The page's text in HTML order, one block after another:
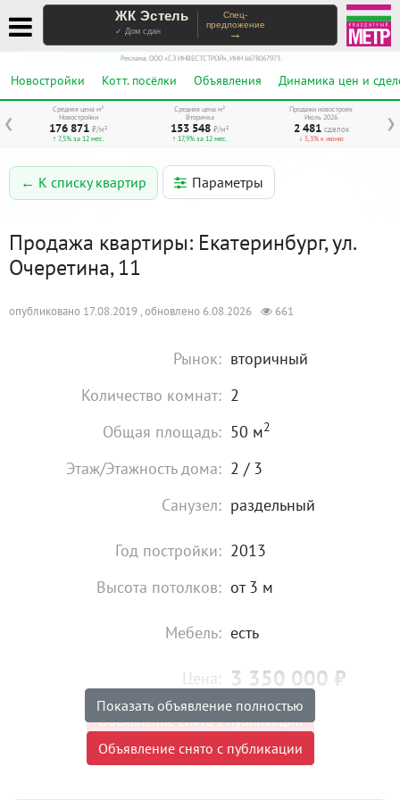
ЖК Эстель
✓ Дом сдан
Спец-
предложение
→
Реклама. ООО «СЗ ИНВЕСТСТРОЙ», ИНН 6678067973
Новостройки Котт. посёлки Объявления Динамика цен и
❮ ❯
Средняя цена м²
Новостройки
176 871 ₽/м²
↑ 7,5% за 12 мес.
Средняя цена м²
Вторичка
153 548 ₽/м²
↑ 17,9% за 12 мес.
Продажи новостроек
Июль 2026
2 481 сделок
↓ 5,3% к июню
← К списку квартир Параметры
Продажа квартиры: Екатеринбург, ул.
Очеретина, 11
опубликовано 17.08.2019 , обновлено 6.08.2026 661
Рынок: вторичный
Количество комнат: 2
Общая площадь: 50 м2
Этаж/Этажность дома: 2 / 3
Санузел: раздельный
Год постройки: 2013
Высота потолков: от 3 м
Мебель: есть
Цена: 3 350 000 ₽
Объявление снято с публикации
Торг: Невозможен
Показать объявление полностью
Объявление снято с публикации